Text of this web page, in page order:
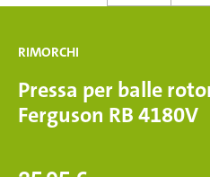
RIMORCHI
Pressa per balle
Ferguson RB 4180V